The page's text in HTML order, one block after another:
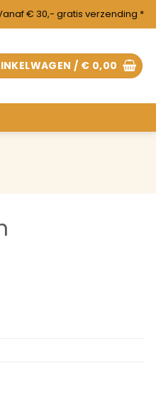
€ 30,- gratis verzending *
/ € 0,00